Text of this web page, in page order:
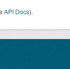
API Docs).